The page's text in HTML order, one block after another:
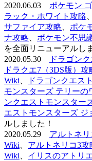
2020.06.03 ポケモン
ラック・ホワイト攻略
サファイア攻略
ポケ
ナ攻略
ポケモン不思
を全面リニューアルし
2020.05.30
ドラゴン
ドラクエ7（3DS版）攻
Wiki
ドラゴンクエス
モンスターズ テリーの
ンクエストモンスター
エストモンスターズ ジ
ルしました！
2020.05.29 アルトネ
Wiki
アルトネリコ3攻
Wiki
イリスのアトリ